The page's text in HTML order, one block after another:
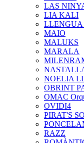
LAS
LIA KALI
LLENGUA
MAIO
MALUKS
MARALA
NOELIA
OBRINT
OMAC
OVIDI4
PIRAT'S
RAZZ